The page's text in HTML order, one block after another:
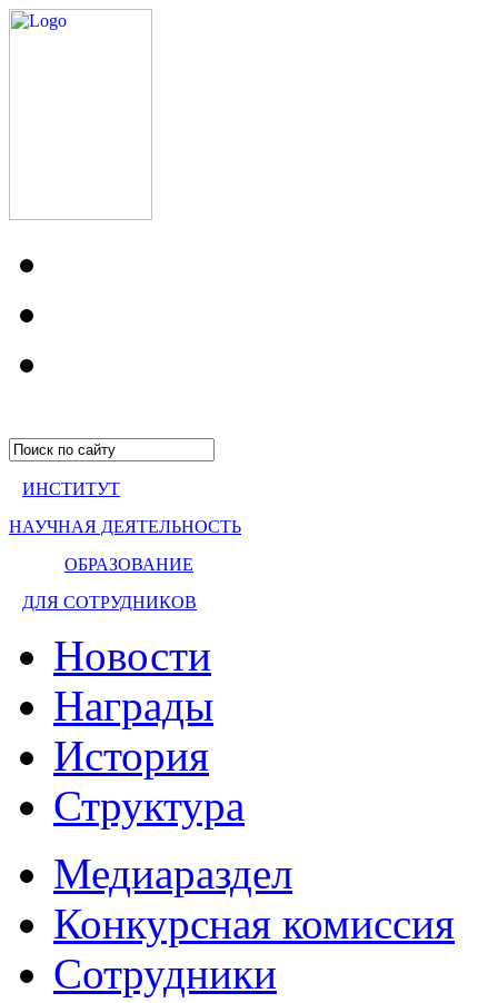
ИНСТИТУТ
НАУЧНАЯ ДЕЯТЕЛЬНОСТЬ
ОБРАЗОВАНИЕ
ДЛЯ СОТРУДНИКОВ
Новости
Награды
История
Структура
Медиараздел
Конкурсная комиссия
Сотрудники